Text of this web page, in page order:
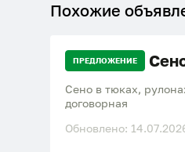
Похожие
ПРЕДЛОЖЕНИЕ
Сено в тюках, рулонах,
договорная
Обновлено: